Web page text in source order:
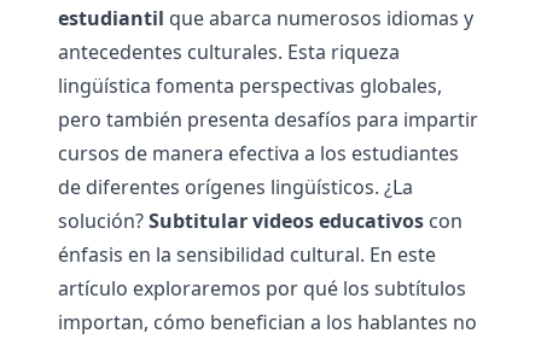
estudiantil que abarca numerosos idiomas y
antecedentes culturales. Esta riqueza
lingüística fomenta perspectivas globales,
pero también presenta desafíos para impartir
cursos de manera efectiva a los estudiantes
de diferentes orígenes lingüísticos. ¿La
solución?Subtitular videos educativos con
énfasis en la sensibilidad cultural. En este
artículo exploraremos por qué los subtítulos
importan, cómo benefician a los hablantes no